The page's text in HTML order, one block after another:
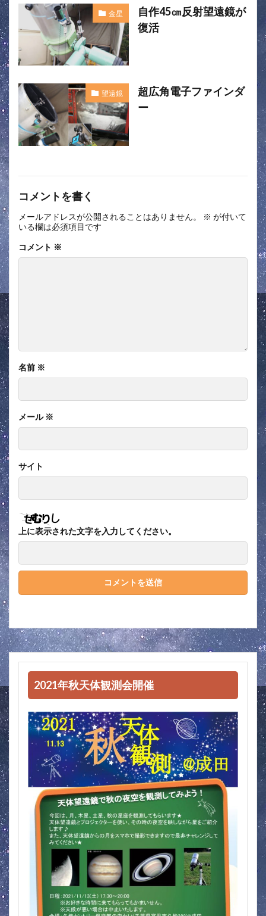
金星
自作45㎝反射望遠鏡が
復活
望遠鏡
超広角電子ファインダ
ー
コメントを書く
メールアドレスが公開されることはありません。 ※ が付いて
いる欄は必須項目です
コメント ※
名前 ※
メール ※
サイト
上に表示された文字を入力してください。
2021年秋天体観測会開催